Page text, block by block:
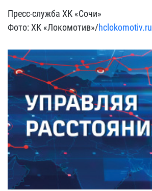
Пресс-служба ХК «Сочи»
Фото: ХК «Локомотив»/hclokomotiv.ru